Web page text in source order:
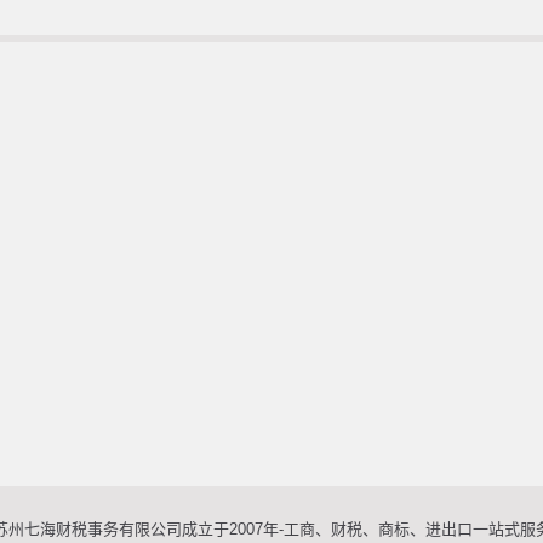
州七海财税事务有限公司成立于2007年-工商、财税、商标、进出口一站式服